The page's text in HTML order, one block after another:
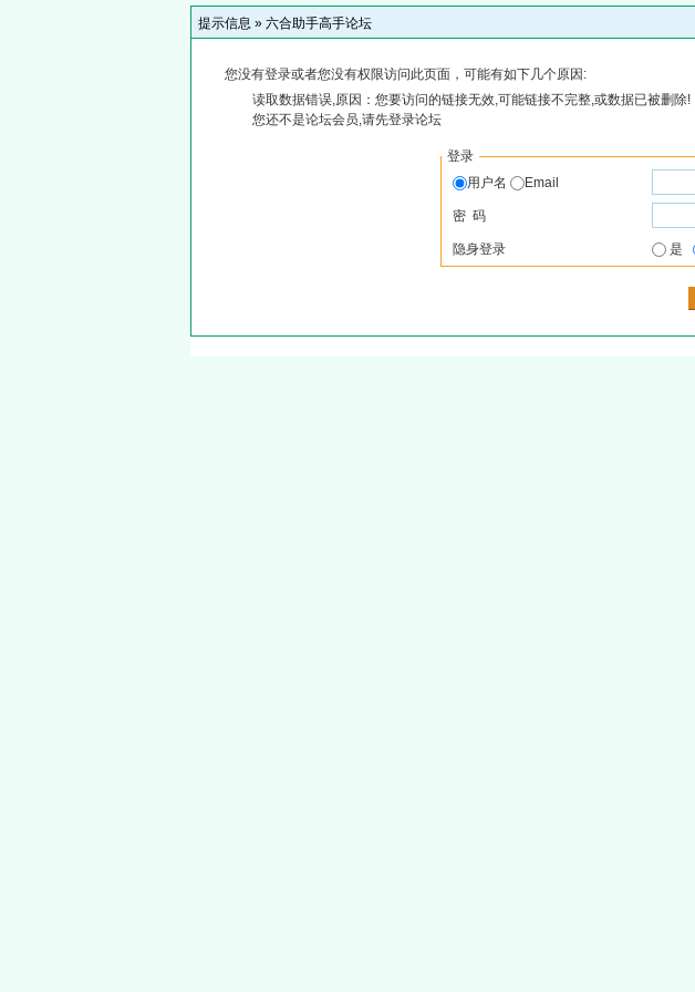
提示信息 » 六合助手高手论坛
您没有登录或者您没有权限访问此页面，可能有如下几个原因:
读取数据错误,原因：您要访问的链接无效,可能链接不完整,或数据已被删除!
您还不是论坛会员,请先登录论坛
登录
用户名
Email
密 码
隐身登录 是